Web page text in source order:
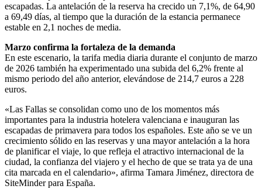
escapadas. La antelación de la reserva ha crecido un 7,1%, de 64,90
a 69,49 días, al tiempo que la duración de la estancia permanece
estable en 2,1 noches de media.
Marzo confirma la fortaleza de la demanda
En este escenario, la tarifa media diaria durante el conjunto de marzo
de 2026 también ha experimentado una subida del 6,2% frente al
mismo periodo del año anterior, elevándose de 214,7 euros a 228
euros.
«Las Fallas se consolidan como uno de los momentos más
importantes para la industria hotelera valenciana e inauguran las
escapadas de primavera para todos los españoles. Este año se ve un
crecimiento sólido en las reservas y una mayor antelación a la hora
de planificar el viaje, lo que refleja el atractivo internacional de la
ciudad, la confianza del viajero y el hecho de que se trata ya de una
cita marcada en el calendario», afirma Tamara Jiménez, directora de
SiteMinder para España.